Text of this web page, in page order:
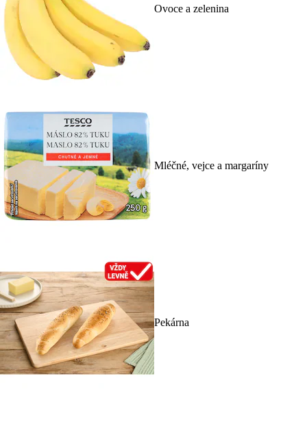
Ovoce a zelenina
Mléčné, vejce a margaríny
Pekárna